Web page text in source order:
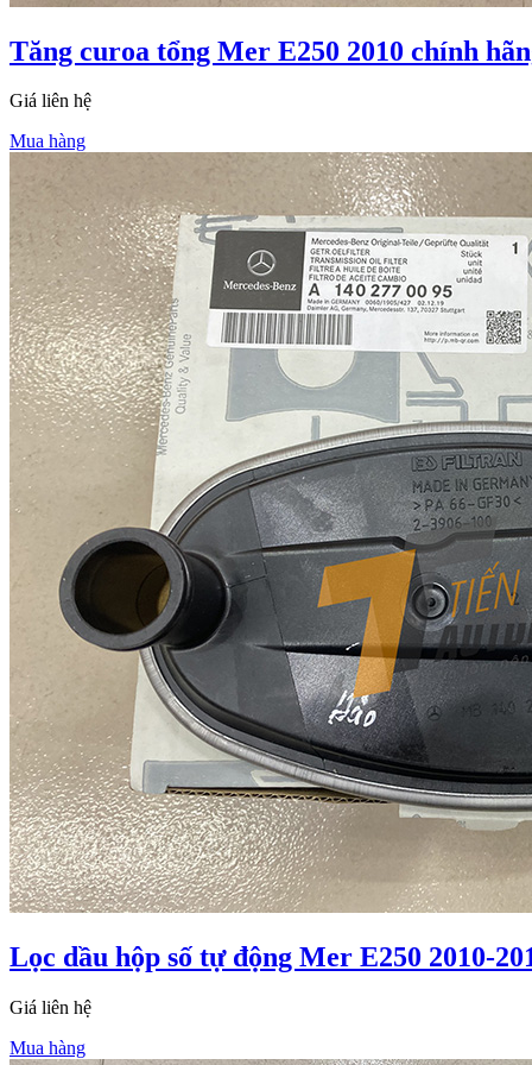
Tăng curoa tổng Mer E250 2010 chính
Giá liên hệ
Mua hàng
Lọc dầu hộp số tự động Mer E250 2010-
Giá liên hệ
Mua hàng